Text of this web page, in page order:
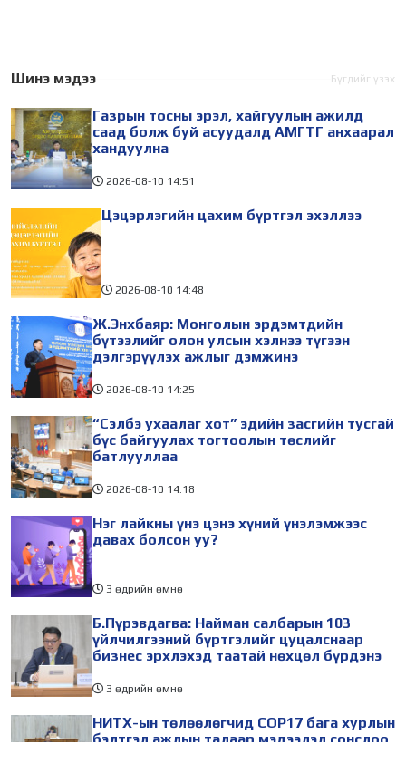
хурал 2026.08.10-наас 13-
байгуулагдаж
хэлэлцүүлж батлуулав.
Чингэлтэйн 14, 18 дугаар
Шинэ мэдээ Бүгдийг үзэх
Газрын тосны эрэл, хайгуулын ажилд
саад болж буй асуудалд АМГТГ анхаарал
хандуулна
2026-08-10 14:51
Цэцэрлэгийн цахим бүртгэл эхэллээ
2026-08-10 14:48
Ж.Энхбаяр: Монголын эрдэмтдийн
бүтээлийг олон улсын хэлнээ түгээн
дэлгэрүүлэх ажлыг дэмжинэ
2026-08-10 14:25
“Сэлбэ ухаалаг хот” эдийн засгийн тусгай
бүс байгуулах тогтоолын төслийг
батлууллаа
2026-08-10 14:18
Нэг лайкны үнэ цэнэ хүний үнэлэмжээс
давах болсон уу?
3 өдрийн өмнө
Б.Пүрэвдагва: Найман салбарын 103
үйлчилгээний бүртгэлийг цуцалснаар
бизнес эрхлэхэд таатай нөхцөл бүрдэнэ
3 өдрийн өмнө
НИТХ-ын төлөөлөгчид COP17 бага хурлын
бэлтгэл ажлын талаар мэдээлэл сонслоо